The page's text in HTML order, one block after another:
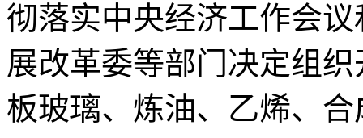
彻落实中央经济工作会
展改革委等部门决定组
板玻璃、炼油、乙烯、